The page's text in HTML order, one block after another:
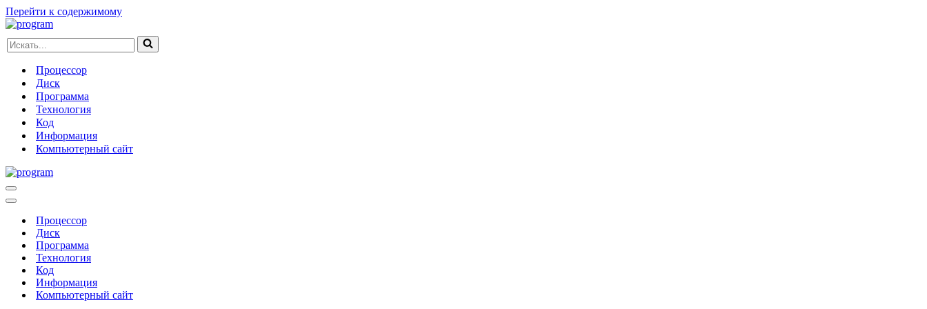
Перейти к содержимому
Искать...
Процессор
Диск
Программа
Технология
Код
Информация
Компьютерный сайт
Меню
навигации
Меню
навигацииПроцессор
Диск
Программа
Технология
Код
Информация
Компьютерный сайт